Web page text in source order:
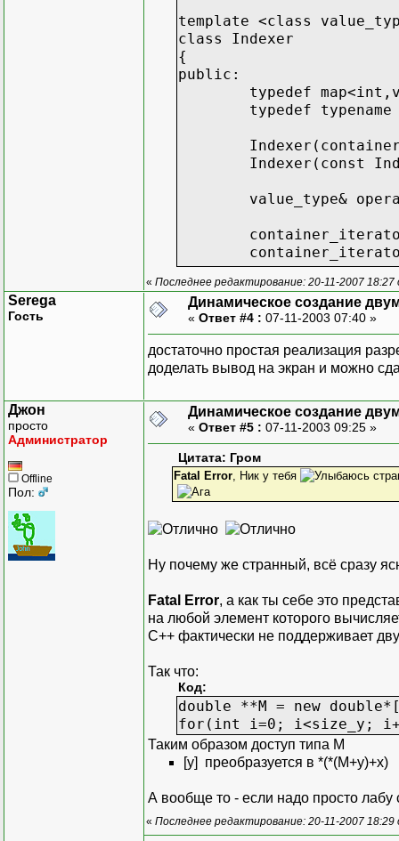
template <class
class Indexer
{
public:
typedef
typedef
Indexer(const
value_type&
private:
container_type*
};
template <class
ostream&
for(; begin !=
return os;
}
template <class
class Matrix
public:
typedef
typedef
indexer
container_type
};
« Последнее редактирование: 20-11-2007 18:27
Serega
Гость
Динамическое создание
« Ответ #4 : 07-11-2003 07:40 »
достаточно простая реализация
доделать вывод на экран и можно
Джон
просто
Администратор
Offline
Пол:
Динамическое создание
« Ответ #5 : 07-11-2003 09:25 »
Цитата: Гром
Fatal Error, Ник у тебя
Ну почему же странный, всё сразу
Fatal Error, а как ты себе это
на любой элемент которого
С++ фактически не поддерживает
Так что:
Код:
double **M = new
for(int i=0; i<size_y;
Таким образом доступ типа M
[y] преобразуется в *(*(М+y)+x)
А вообще то - если надо просто лабу
« Последнее редактирование: 20-11-2007 18:29